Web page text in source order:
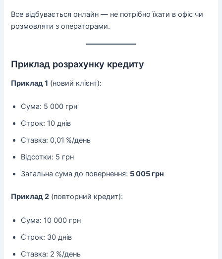
Все відбувається онлайн — не потрібно їхати в офіс чи
розмовляти з операторами.
Приклад розрахунку кредиту
Приклад 1 (новий клієнт):
Сума: 5 000 грн
Строк: 10 днів
Ставка: 0,01 %/день
Відсотки: 5 грн
Загальна сума до повернення: 5 005 грн
Приклад 2 (повторний кредит):
Сума: 10 000 грн
Строк: 30 днів
Ставка: 2 %/день